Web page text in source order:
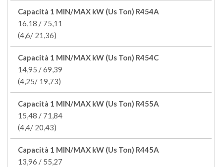
Capacità 1 MIN/MAX kW (Us Ton) R454A
16,18 / 75,11
(4,6/ 21,36)
Capacità 1 MIN/MAX kW (Us Ton) R454C
14,95 / 69,39
(4,25/ 19,73)
Capacità 1 MIN/MAX kW (Us Ton) R455A
15,48 / 71,84
(4,4/ 20,43)
Capacità 1 MIN/MAX kW (Us Ton) R445A
13,96 / 55,27